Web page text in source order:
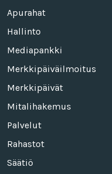
Apurahat
Hallinto
Mediapankki
Merkkipäiväilmoitus
Merkkipäivät
Mitalihakemus
Palvelut
Rahastot
Säätiö